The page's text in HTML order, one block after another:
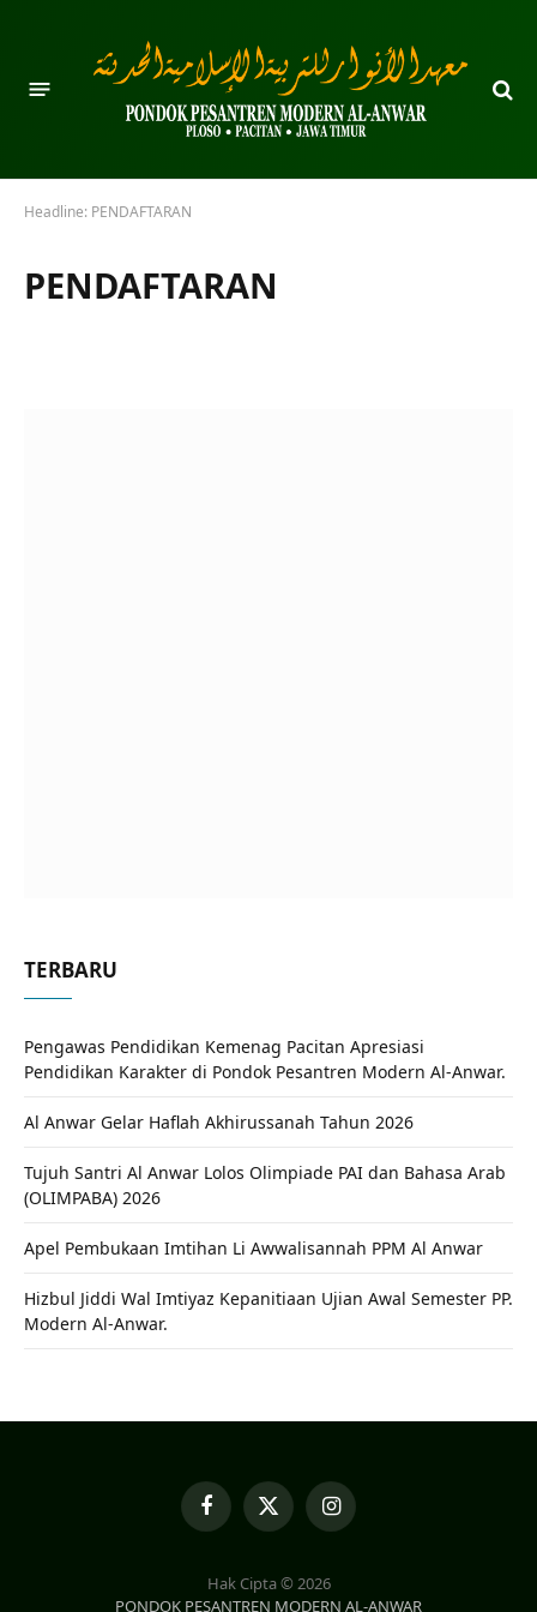
Headline: PENDAFTARAN
PENDAFTARAN
TERBARU
Pengawas Pendidikan Kemenag Pacitan Apresiasi
Pendidikan Karakter di Pondok Pesantren Modern Al-Anwar.
Al Anwar Gelar Haflah Akhirussanah Tahun 2026
Tujuh Santri Al Anwar Lolos Olimpiade PAI dan Bahasa Arab
(OLIMPABA) 2026
Apel Pembukaan Imtihan Li Awwalisannah PPM Al Anwar
Hizbul Jiddi Wal Imtiyaz Kepanitiaan Ujian Awal Semester PP.
Modern Al-Anwar.
FacebookX
(Twitter)
Instagram
Hak Cipta © 2026
PONDOK PESANTREN MODERN AL-ANWAR